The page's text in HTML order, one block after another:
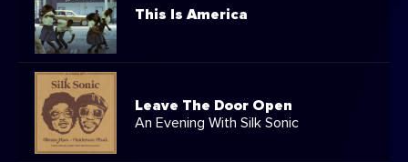
This Is America
Leave The Door Open
An Evening With Silk Sonic